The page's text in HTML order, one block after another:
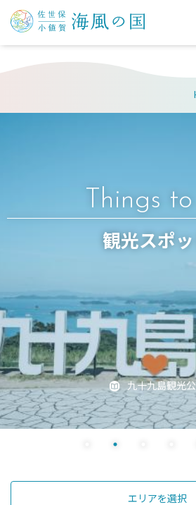
Things
観光スポ
九十九島観光
エリアを選択